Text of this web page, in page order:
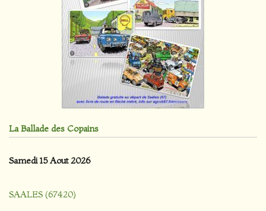
La Ballade des Copains
Samedi 15 Aout 2026
SAALES (67420)